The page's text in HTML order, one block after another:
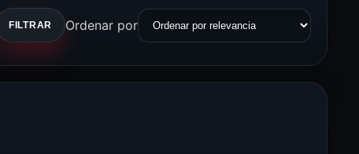
FILTRAR Ordenar por